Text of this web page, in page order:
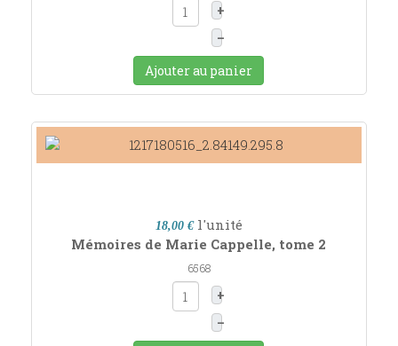
+
–
Ajouter au panier
18,00 € l'unité
Mémoires de Marie Cappelle, tome 2
6568
+
–